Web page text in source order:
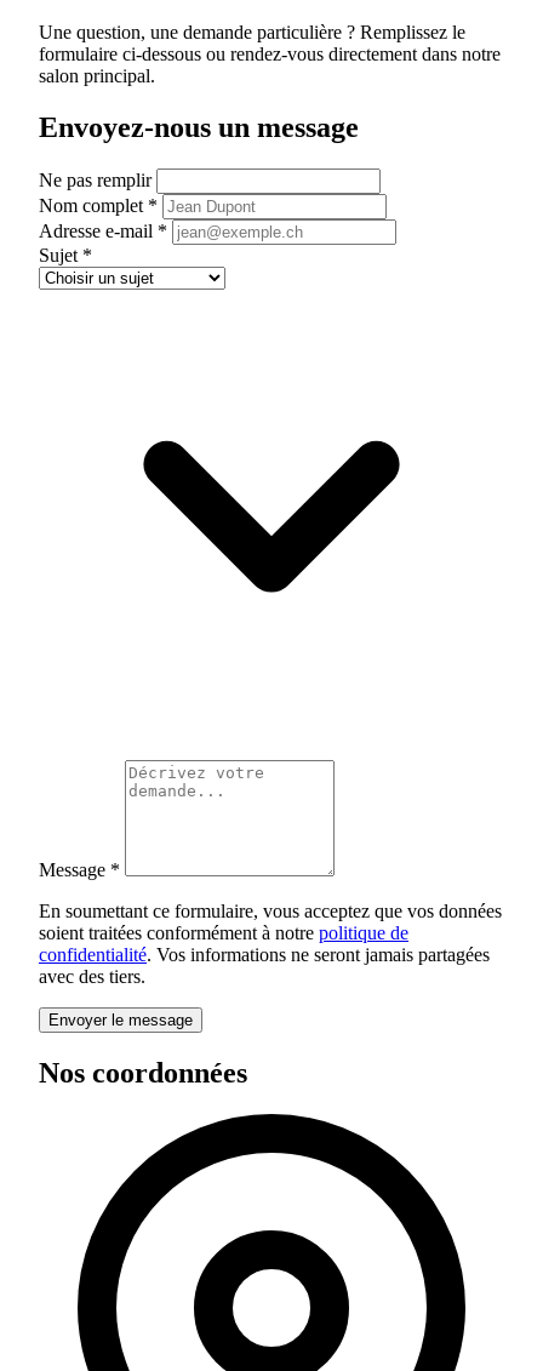
Une question, une demande particulière ? Remplissez le
formulaire ci-dessous ou rendez-vous directement dans notre
salon principal.
Envoyez-nous un message
Ne pas remplir
Nom complet *
Adresse e-mail *
Sujet *
Message *
En soumettant ce formulaire, vous acceptez que vos données
soient traitées conformément à notre politique de
confidentialité. Vos informations ne seront jamais partagées
avec des tiers.
Envoyer le message
Nos coordonnées